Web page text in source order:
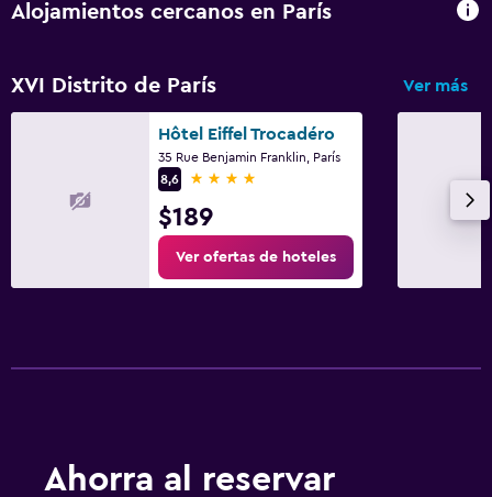
Alojamientos cercanos en París
XVI Distrito de París Ver más
Hôtel Eiffel Trocadéro
35 Rue Benjamin Franklin, París
8,6
4 estrellas
$189
Ver ofertas de hoteles
Ahorra al reservar